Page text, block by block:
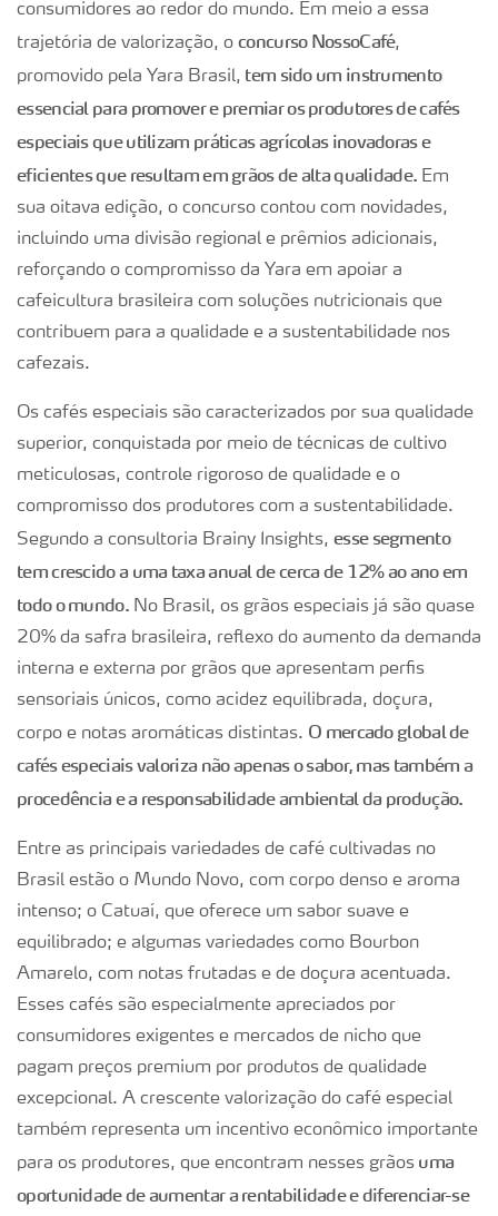
consumidores ao redor do mundo. Em meio a essa
trajetória de valorização, o concurso NossoCafé,
promovido pela Yara Brasil, tem sido um instrumento
essencial para promover e premiar os produtores de cafés
especiais que utilizam práticas agrícolas inovadoras e
eficientes que resultam em grãos de alta qualidade. Em
sua oitava edição, o concurso contou com novidades,
incluindo uma divisão regional e prêmios adicionais,
reforçando o compromisso da Yara em apoiar a
cafeicultura brasileira com soluções nutricionais que
contribuem para a qualidade e a sustentabilidade nos
cafezais.
Os cafés especiais são caracterizados por sua qualidade
superior, conquistada por meio de técnicas de cultivo
meticulosas, controle rigoroso de qualidade e o
compromisso dos produtores com a sustentabilidade.
Segundo a consultoria Brainy Insights, esse segmento
tem crescido a uma taxa anual de cerca de 12% ao ano em
todo o mundo.No Brasil, os grãos especiais já são quase
20% da safra brasileira, reflexo do aumento da demanda
interna e externa por grãos que apresentam perfis
sensoriais únicos, como acidez equilibrada, doçura,
corpo e notas aromáticas distintas​. O mercado global de
cafés especiais valoriza não apenas o sabor, mas também a
procedência e a responsabilidade ambiental da produção.
Entre as principais variedades de café cultivadas no
Brasil estão o Mundo Novo, com corpo denso e aroma
intenso; o Catuaí, que oferece um sabor suave e
equilibrado; e algumas variedades como Bourbon
Amarelo, com notas frutadas e de doçura acentuada.
Esses cafés são especialmente apreciados por
consumidores exigentes e mercados de nicho que
pagam preços premium por produtos de qualidade
excepcional. A crescente valorização do café especial
também representa um incentivo econômico importante
para os produtores, que encontram nesses grãos uma
oportunidade de aumentar a rentabilidade e diferenciar-se